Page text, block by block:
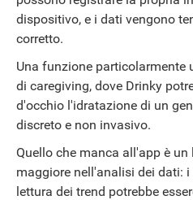
dispositivo, e i dati vengono
corretto.
Una funzione
di caregiving, dove Drinky
d'occhio l'idratazione di un
discreto e non invasivo.
Quello che manca all'app è
maggiore nell'analisi dei dati:
lettura dei trend potrebbe